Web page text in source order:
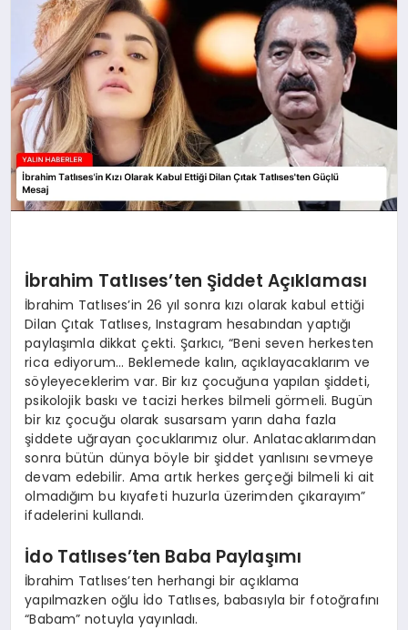
MAGAZİN
SAĞLIK
İbrahim Tatlıses’ten Şiddet Açıklaması
İbrahim Tatlıses’in 26 yıl sonra kızı olarak kabul ettiği
Dilan Çıtak Tatlıses, Instagram hesabından yaptığı
paylaşımla dikkat çekti. Şarkıcı, “Beni seven herkesten
rica ediyorum… Beklemede kalın, açıklayacaklarım ve
söyleyeceklerim var. Bir kız çocuğuna yapılan şiddeti,
psikolojik baskı ve tacizi herkes bilmeli görmeli. Bugün
bir kız çocuğu olarak susarsam yarın daha fazla
şiddete uğrayan çocuklarımız olur. Anlatacaklarımdan
sonra bütün dünya böyle bir şiddet yanlısını sevmeye
devam edebilir. Ama artık herkes gerçeği bilmeli ki ait
olmadığım bu kıyafeti huzurla üzerimden çıkarayım”
ifadelerini kullandı.
İdo Tatlıses’ten Baba Paylaşımı
İbrahim Tatlıses’ten herhangi bir açıklama
yapılmazken oğlu İdo Tatlıses, babasıyla bir fotoğrafını
“Babam” notuyla yayınladı.